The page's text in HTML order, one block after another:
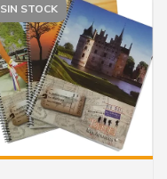
SIN STOCK